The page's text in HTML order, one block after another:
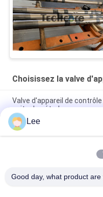
Choisissez la valve
Valve d'appareil de
puits de pétrole
Valve choisie d'appareil de
pour l'essai de tige de
Valve de essai 15000psi
Lee
Good day, what product